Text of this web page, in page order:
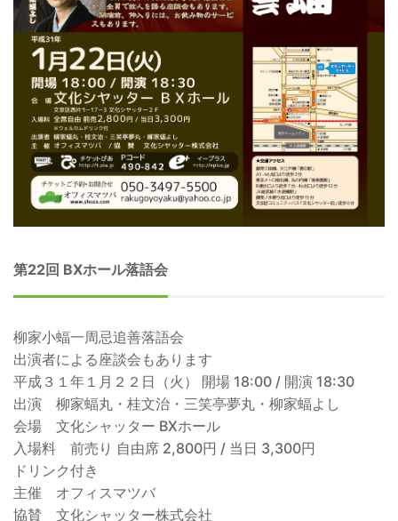
第22回 BXホール落語会
柳家小蝠一周忌追善落語会
出演者による座談会もあります
平成３１年１月２２日（火） 開場 18:00 / 開演 18:30
出演 柳家蝠丸・桂文治・三笑亭夢丸・柳家蝠よし
会場 文化シャッター BXホール
入場料 前売り 自由席 2,800円 / 当日 3,300円
ドリンク付き
主催 オフィスマツバ
協賛 文化シャッター株式会社